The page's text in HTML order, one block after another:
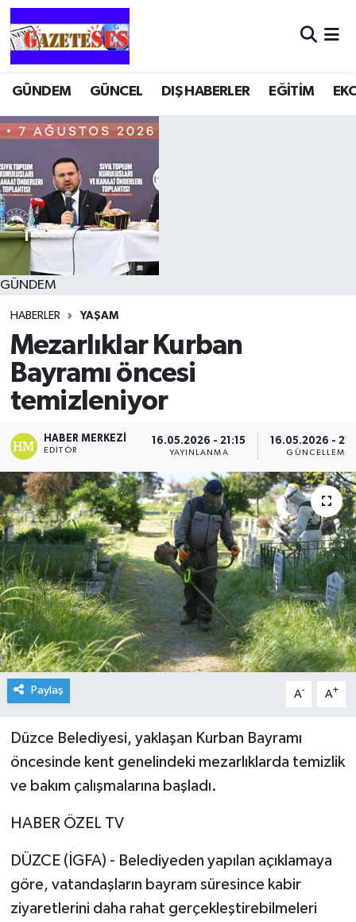
GÜNDEM GÜNCEL DIŞ HABERLER EĞİTİM
GÜNDEM
HABERLER YAŞAM
Mezarlıklar Kurban
Bayramı öncesi
temizleniyor
HABER MERKEZI
EDITÖR
16.05.2026 - 21:15
YAYINLANMA
16.05.2026 -
GÜNCELLEME
Paylaş A- A+
Düzce Belediyesi, yaklaşan Kurban Bayramı
öncesinde kent genelindeki mezarlıklarda temizlik
ve bakım çalışmalarına başladı.
HABER ÖZEL TV
DÜZCE (İGFA) - Belediyeden yapılan açıklamaya
göre, vatandaşların bayram süresince kabir
ziyaretlerini daha rahat gerçekleştirebilmeleri